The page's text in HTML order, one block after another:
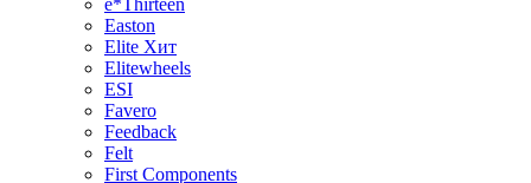
e*Thirteen
Easton
Elite Хит
Elitewheels
ESI
Favero
Feedback
Felt
First Components